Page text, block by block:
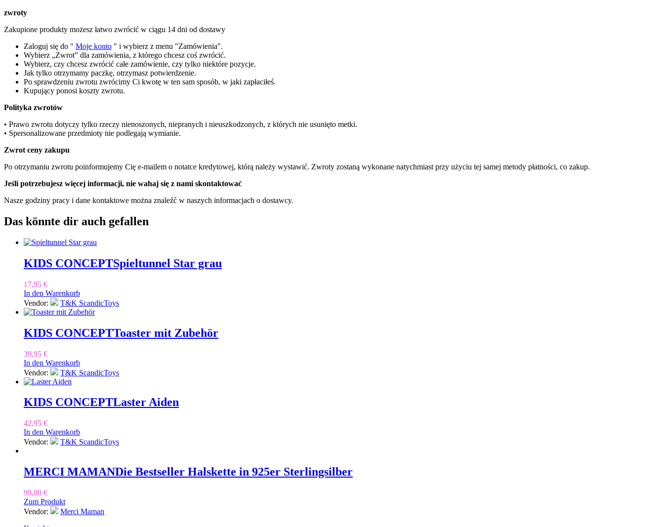
zwroty
Zakupione produkty możesz łatwo zwrócić w ciągu 14 dni od dostawy
Zaloguj się do " Moje konto " i wybierz z menu "Zamówienia".
Wybierz „Zwrot” dla zamówienia, z którego chcesz coś zwrócić.
Wybierz, czy chcesz zwrócić całe zamówienie, czy tylko niektóre pozycje.
Jak tylko otrzymamy paczkę, otrzymasz potwierdzenie.
Po sprawdzeniu zwrotu zwrócimy Ci kwotę w ten sam sposób, w jaki zapłaciłeś.
Kupujący ponosi koszty zwrotu.
Polityka zwrotów
• Prawo zwrotu dotyczy tylko rzeczy nienoszonych, niepranych i nieuszkodzonych, z których nie usunięto metki.
• Spersonalizowane przedmioty nie podlegają wymianie.
Zwrot ceny zakupu
Po otrzymaniu zwrotu poinformujemy Cię e-mailem o notatce kredytowej, którą należy wystawić. Zwroty zostaną wykonane natychmiast przy użyciu tej samej metody płatności, co zakup.
Jeśli potrzebujesz więcej informacji, nie wahaj się z nami skontaktować
Nasze godziny pracy i dane kontaktowe można znaleźć w naszych informacjach o dostawcy.
Das könnte dir auch gefallen
KIDS CONCEPTSpieltunnel Star grau
17,95 €
In den Warenkorb
Vendor:
T&K ScandicToys
KIDS CONCEPTToaster mit Zubehör
39,95 €
In den Warenkorb
Vendor:
T&K ScandicToys
KIDS CONCEPTLaster Aiden
42,95 €
In den Warenkorb
Vendor:
T&K ScandicToys
MERCI MAMANDie Bestseller Halskette in 925er Sterlingsilber
99,00 €
Zum Produkt
Vendor:
Merci Maman